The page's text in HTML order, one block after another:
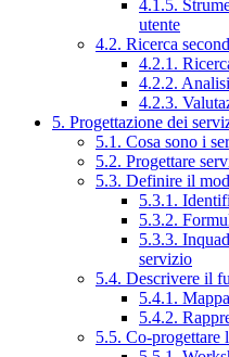
4.1.5.
utente
4.2. Ricerca
4.2.1.
4.2.2.
4.2.3.
5. Progettazione dei
5.1. Cosa sono i
5.2. Progettare
5.3. Definire il
5.3.1.
5.3.2.
5.3.3.
servizio
5.4. Descrivere il
5.4.1.
5.4.2.
5.5. Co-progettare